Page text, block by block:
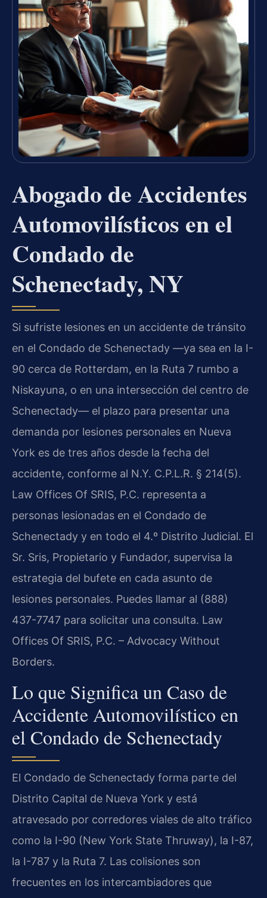
Abogado de Accidentes
Automovilísticos en el
Condado de
Schenectady, NY
Si sufriste lesiones en un accidente de tránsito
en el Condado de Schenectady —ya sea en la I-
90 cerca de Rotterdam, en la Ruta 7 rumbo a
Niskayuna, o en una intersección del centro de
Schenectady— el plazo para presentar una
demanda por lesiones personales en Nueva
York es de tres años desde la fecha del
accidente, conforme al N.Y. C.P.L.R. § 214(5).
Law Offices Of SRIS, P.C. representa a
personas lesionadas en el Condado de
Schenectady y en todo el 4.º Distrito Judicial. El
Sr. Sris, Propietario y Fundador, supervisa la
estrategia del bufete en cada asunto de
lesiones personales. Puedes llamar al (888)
437-7747 para solicitar una consulta. Law
Offices Of SRIS, P.C. – Advocacy Without
Borders.
Lo que Significa un Caso de
Accidente Automovilístico en
el Condado de Schenectady
El Condado de Schenectady forma parte del
Distrito Capital de Nueva York y está
atravesado por corredores viales de alto tráfico
como la I-90 (New York State Thruway), la I-87,
la I-787 y la Ruta 7. Las colisiones son
frecuentes en los intercambiadores que